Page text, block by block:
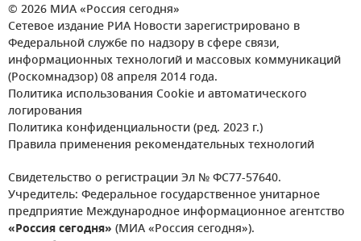
© 2026 МИА «Россия сегодня»
Сетевое издание РИА Новости зарегистрировано в
Федеральной службе по надзору в сфере связи,
информационных технологий и массовых коммуникаций
(Роскомнадзор) 08 апреля 2014 года.
Политика использования Cookie и автоматического
логирования
Политика конфиденциальности (ред. 2023 г.)
Правила применения рекомендательных технологий
Свидетельство о регистрации Эл № ФС77-57640.
Учредитель: Федеральное государственное унитарное
предприятие Международное информационное агентство
«Россия сегодня» (МИА «Россия сегодня»).